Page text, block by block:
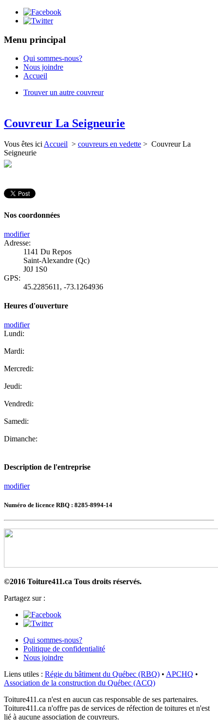
Menu principal
Qui sommes-nous?
Nous joindre
Accueil
Trouver un autre couvreur
Couvreur La Seigneurie
Vous êtes ici Accueil > couvreurs en vedette > Couvreur La
Seigneurie
Nos coordonnées
modifier
Adresse:
1141 Du Repos
Saint-Alexandre (Qc)
J0J 1S0
GPS:
45.2285611 , -73.1264936
Heures d'ouverture
modifier
Lundi:
Mardi:
Mercredi:
Jeudi:
Vendredi:
Samedi:
Dimanche:
Description de l'entreprise
modifier
Numéro de licence RBQ : 8285-8994-14
©2016 Toiture411.ca Tous droits réservés.
Partagez sur :
Qui sommes-nous?
Politique de confidentialité
Nous joindre
Liens utiles : Régie du bâtiment du Québec (RBQ) • APCHQ •
Association de la construction du Québec (ACQ)
Toiture411.ca n'est en aucun cas responsable de ses partenaires.
Toiture411.ca n'offre pas de services de réfection de toitures et n'est
lié à aucune association de couvreurs.